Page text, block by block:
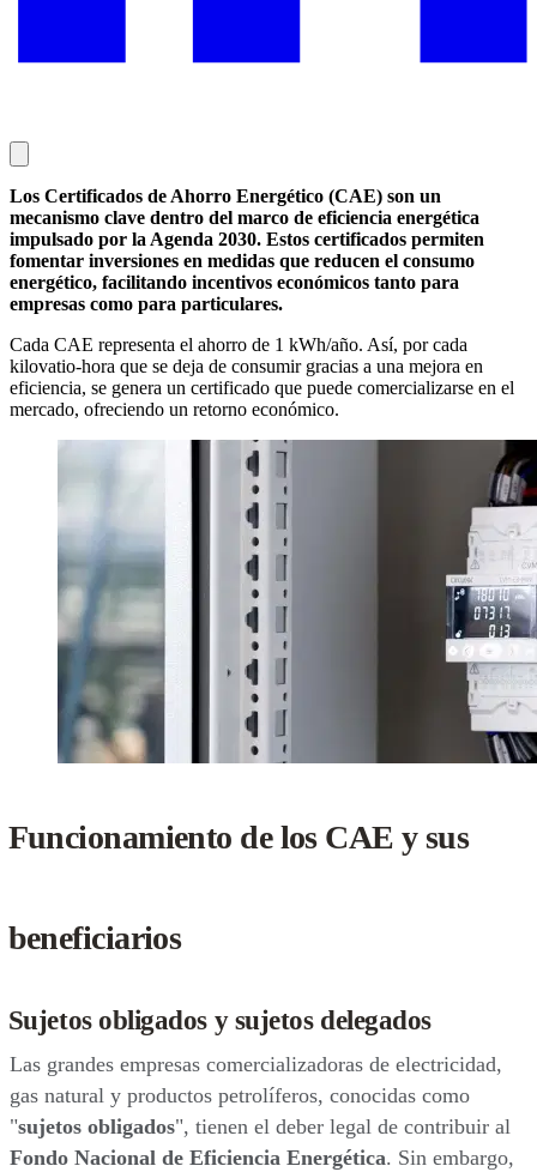
Los Certificados de Ahorro Energético (CAE) son un
mecanismo clave dentro del marco de eficiencia energética
impulsado por la Agenda 2030. Estos certificados permiten
fomentar inversiones en medidas que reducen el consumo
energético, facilitando incentivos económicos tanto para
empresas como para particulares.
Cada CAE representa el ahorro de 1 kWh/año. Así, por cada
kilovatio-hora que se deja de consumir gracias a una mejora en
eficiencia, se genera un certificado que puede comercializarse en el
mercado, ofreciendo un retorno económico.
Funcionamiento de los CAE y sus
beneficiarios
Sujetos obligados y sujetos delegados
Las grandes empresas comercializadoras de electricidad,
gas natural y productos petrolíferos, conocidas como
"sujetos obligados", tienen el deber legal de contribuir al
Fondo Nacional de Eficiencia Energética. Sin embargo,